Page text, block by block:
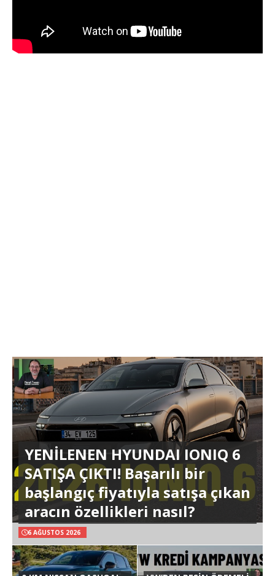
YENİLENEN HYUNDAI IONIQ 6
SATIŞA ÇIKTI! Başarılı bir
başlangıç fiyatıyla satışa çıkan
aracın özellikleri nasıl?
6 AĞUSTOS 2026